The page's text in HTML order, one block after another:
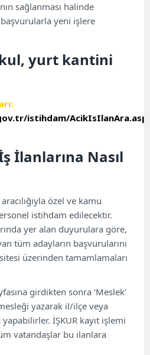
sağlanması halinde
yeni işlere
yurt kantini
istihdam/
İlanlarına Nasıl
özel ve kamu
istihdam edilecektir.
yer alan duyurulara göre,
tüm adayların başvurularını
üzerinden tamamlamaları
girdikten sonra ‘Meslek’
yazarak il/ilçe veya
İŞKUR kayıt işlemi
vatandaşlar bu ilanlara